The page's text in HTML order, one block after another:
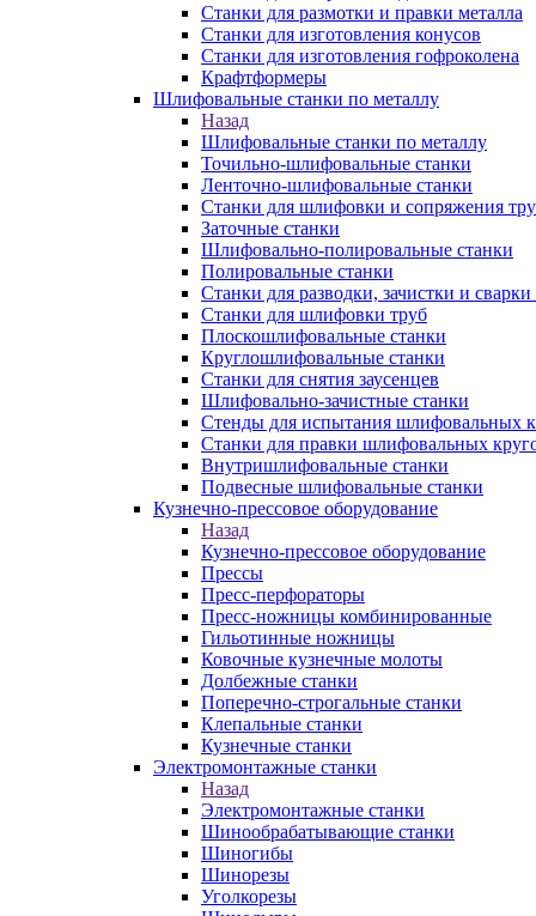
Станки для размотки и правки металла
Станки для изготовления конусов
Станки для изготовления гофроколена
Крафтформеры
Шлифовальные станки по металлу
Назад
Шлифовальные станки по металлу
Точильно-шлифовальные станки
Ленточно-шлифовальные станки
Станки для шлифовки и сопряжения
Заточные станки
Шлифовально-полировальные станки
Полировальные станки
Станки для разводки, зачистки и сварки
Станки для шлифовки труб
Плоскошлифовальные станки
Круглошлифовальные станки
Станки для снятия заусенцев
Шлифовально-зачистные станки
Стенды для испытания шлифовальных
Станки для правки шлифовальных
Внутришлифовальные станки
Подвесные шлифовальные станки
Кузнечно-прессовое оборудование
Назад
Кузнечно-прессовое оборудование
Прессы
Пресс-перфораторы
Пресс-ножницы комбинированные
Гильотинные ножницы
Ковочные кузнечные молоты
Долбежные станки
Поперечно-строгальные станки
Клепальные станки
Кузнечные станки
Электромонтажные станки
Назад
Электромонтажные станки
Шинообрабатывающие станки
Шиногибы
Шинорезы
Уголкорезы